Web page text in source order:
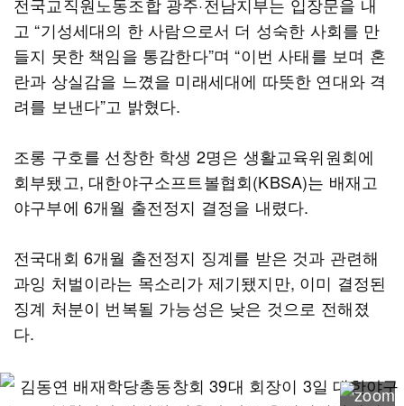
고 “기성세대의 한 사람으로서 더 성숙한 사회를 만
들지 못한 책임을 통감한다”며 “이번 사태를 보며 혼
란과 상실감을 느꼈을 미래세대에 따뜻한 연대와 격
려를 보낸다”고 밝혔다.
조롱 구호를 선창한 학생 2명은 생활교육위원회에
회부됐고, 대한야구소프트볼협회(KBSA)는 배재고
야구부에 6개월 출전정지 결정을 내렸다.
전국대회 6개월 출전정지 징계를 받은 것과 관련해
과잉 처벌이라는 목소리가 제기됐지만, 이미 결정된
징계 처분이 번복될 가능성은 낮은 것으로 전해졌
다.